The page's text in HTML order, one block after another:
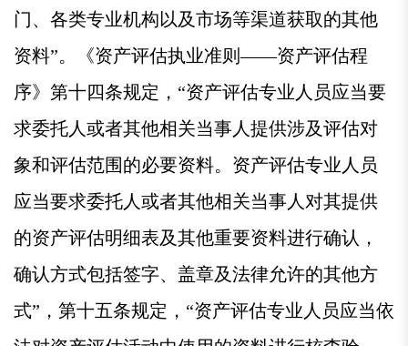
门、各类专业机构以及市场等渠道获取的其他
资料”。《资产评估执业准则——资产评估程
序》第十四条规定，“资产评估专业人员应当要
求委托人或者其他相关当事人提供涉及评估对
象和评估范围的必要资料。资产评估专业人员
应当要求委托人或者其他相关当事人对其提供
的资产评估明细表及其他重要资料进行确认，
确认方式包括签字、盖章及法律允许的其他方
式”，第十五条规定，“资产评估专业人员应当依